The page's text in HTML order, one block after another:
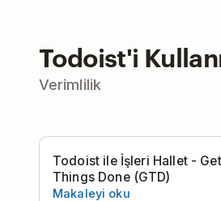
Todoist'i
Verimlilik
Todoist ile İşleri Hallet -
Things Done (GTD)
Makaleyi oku